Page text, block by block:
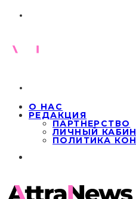
О НАС
РЕДАКЦИЯ
ПАРТНЕРСТВО
ЛИЧНЫЙ
ПОЛИТИКА